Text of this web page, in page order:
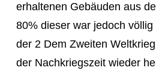
erhaltenen Gebäuden aus
80% dieser war jedoch
der 2 Dem Zweiten
der Nachkriegszeit wieder